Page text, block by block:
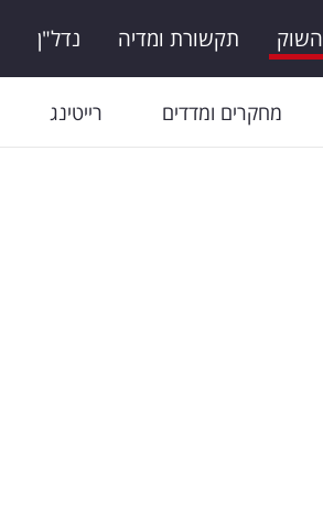
השוק תקשורת ומדיה נדל"ן
מחקרים ומדדים רייטינג